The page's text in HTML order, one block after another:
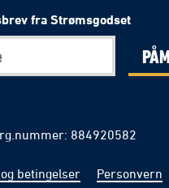
fra Strømsgodset
884920582
betingelser Personvern